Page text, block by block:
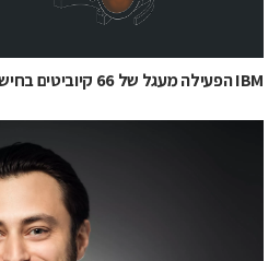
IBM הפעילה מעגל של 66 קיוביטים בחישוב חומר למעטפת כור היתוך